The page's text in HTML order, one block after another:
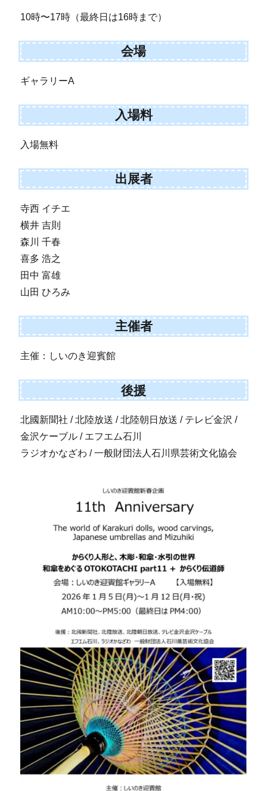
10時〜17時（最終日は16時まで）
会場
ギャラリーA
入場料
入場無料
出展者
寺西 イチエ
横井 吉則
森川 千春
喜多 浩之
田中 富雄
山田 ひろみ
主催者
主催：しいのき迎賓館
後援
北國新聞社 / 北陸放送 / 北陸朝日放送 / テレビ金沢 /
金沢ケーブル / エフエム石川
ラジオかなざわ / 一般財団法人石川県芸術文化協会